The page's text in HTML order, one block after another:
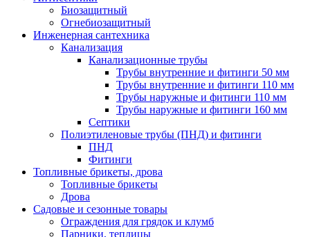
Биозащитный
Огнебиозащитный
Инженерная сантехника
Канализация
Канализационные трубы
Трубы внутренние и фитинги 50 мм
Трубы внутренние и фитинги 110 мм
Трубы наружные и фитинги 110 мм
Трубы наружные и фитинги 160 мм
Септики
Полиэтиленовые трубы (ПНД) и фитинги
ПНД
Фитинги
Топливные брикеты, дрова
Топливные брикеты
Дрова
Садовые и сезонные товары
Ограждения для грядок и клумб
Парники, теплицы